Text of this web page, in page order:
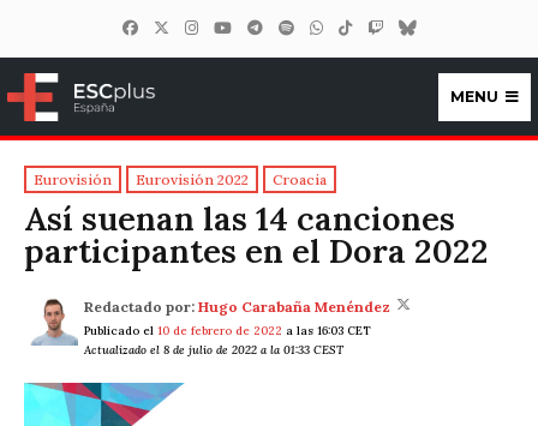
ESCplus España
MENU
Eurovisión Eurovisión 2022 Croacia
Así suenan las 14 canciones
participantes en el Dora 2022
Redactado por: Hugo Carabaña Menéndez
Publicado el 10 de febrero de 2022 a las 16:03 CET
Actualizado el 8 de julio de 2022 a la 01:33 CEST